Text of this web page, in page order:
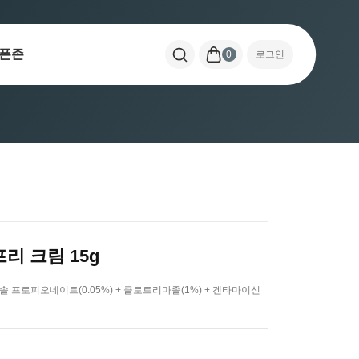
존 0 로그인
리 크림 15g
프로피오네이트(0.05%) + 클로트리마졸(1%) + 겐타마이신